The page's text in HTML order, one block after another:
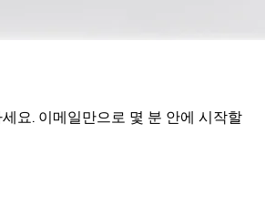
요. 이메일만으로 몇 분 안에 시작할